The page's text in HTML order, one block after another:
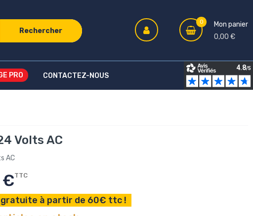
Rechercher
0
Mon panier
0,00 €
CONTACTEZ-NOUS
Volts AC
AC
€TTC
gratuite à partir de 60€ ttc !